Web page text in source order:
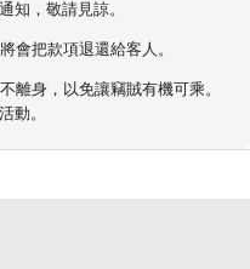
知，敬請見諒。
會把款項退還給客人。
離身，以免讓竊賊有機可乘。
動。